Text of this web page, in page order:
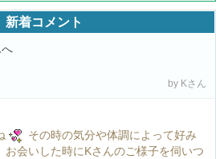
新着コメント
へ
by Kさん
その時の気分や体調によって好み
お会いした時にKさんのご様子を伺いつ